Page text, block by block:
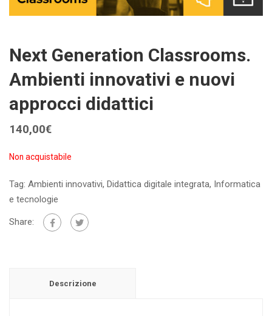
Next Generation Classrooms.
Ambienti innovativi e nuovi
approcci didattici
140,00€
Non acquistabile
Tag: Ambienti innovativi, Didattica digitale integrata, Informatica
e tecnologie
Share:
Descrizione